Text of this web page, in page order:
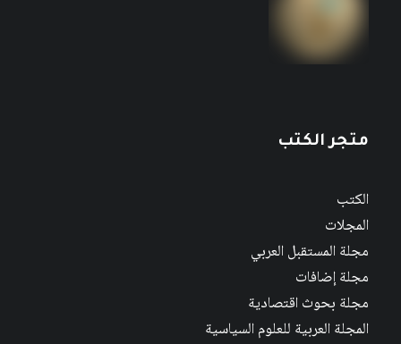
متجر الكتب
الكتب
المجلات
مجلة المستقبل العربي
مجلة إضافات
مجلة بحوث اقتصادية
المجلة العربية للعلوم السياسية